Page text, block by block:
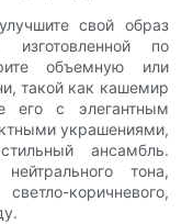
свой образ
по
объемную или
такой как кашемир
его с элегантным
украшениями,
ансамбль.
тона,
коричневого,